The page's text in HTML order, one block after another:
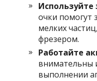
очки помогут
мелких
фрезером.
Работайте
внимательны
выполнении